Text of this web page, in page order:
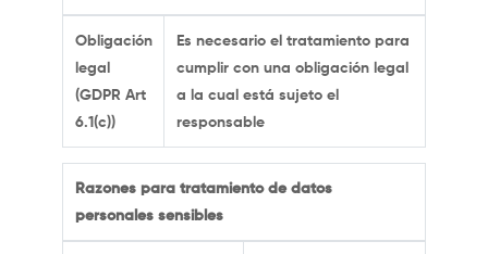
Obligación
legal
(GDPR Art
6.1(c))
Es necesario el tratamiento para
cumplir con una obligación legal
a la cual está sujeto el
responsable
Razones para tratamiento de datos
personales sensibles